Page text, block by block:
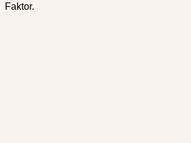
Faktor.